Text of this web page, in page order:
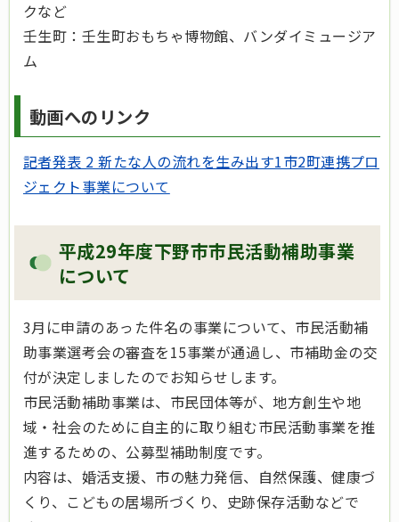
クなど
壬生町：壬生町おもちゃ博物館、バンダイミュージア
ム
動画へのリンク
記者発表 2 新たな人の流れを生み出す1市2町連携プロ
ジェクト事業について
平成29年度下野市市民活動補助事業
について
3月に申請のあった件名の事業について、市民活動補
助事業選考会の審査を15事業が通過し、市補助金の交
付が決定しましたのでお知らせします。
市民活動補助事業は、市民団体等が、地方創生や地
域・社会のために自主的に取り組む市民活動事業を推
進するための、公募型補助制度です。
内容は、婚活支援、市の魅力発信、自然保護、健康づ
くり、こどもの居場所づくり、史跡保存活動などで